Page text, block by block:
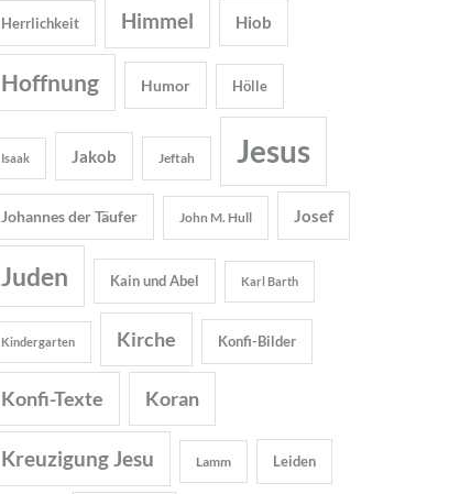
Herrlichkeit Himmel Hiob
Hoffnung Humor Hölle
Isaak Jakob Jeftah Jesus
Johannes der Täufer John M. Hull Josef
Juden Kain und Abel Karl Barth
Kindergarten Kirche Konfi-Bilder
Konfi-Texte Koran
Kreuzigung Jesu Lamm Leiden